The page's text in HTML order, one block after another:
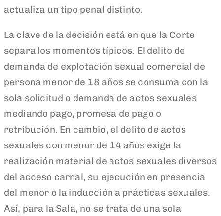
actualiza un tipo penal distinto.
La clave de la decisión está en que la Corte
separa los momentos típicos. El delito de
demanda de explotación sexual comercial de
persona menor de 18 años se consuma con la
sola solicitud o demanda de actos sexuales
mediando pago, promesa de pago o
retribución. En cambio, el delito de actos
sexuales con menor de 14 años exige la
realización material de actos sexuales diversos
del acceso carnal, su ejecución en presencia
del menor o la inducción a prácticas sexuales.
Así, para la Sala, no se trata de una sola